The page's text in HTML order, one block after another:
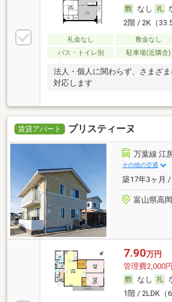
なし
2階 / 2K（
礼金なし 敷金なし
バス・トイレ別
駐車場(近隣含)
法人・個人に関わらず、さまざ
対応します
賃貸アパート プリスティーヌ
万葉線 江
その他の交通
築17年3ヶ月 /
富山県高
7.90万円
管理費2,000円
なし
1階 / 2LDK（